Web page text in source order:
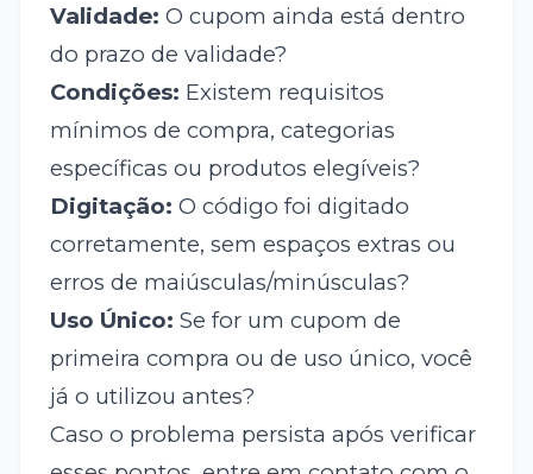
Validade: O cupom ainda está dentro
do prazo de validade?
Condições: Existem requisitos
mínimos de compra, categorias
específicas ou produtos elegíveis?
Digitação: O código foi digitado
corretamente, sem espaços extras ou
erros de maiúsculas/minúsculas?
Uso Único: Se for um cupom de
primeira compra ou de uso único, você
já o utilizou antes?
Caso o problema persista após verificar